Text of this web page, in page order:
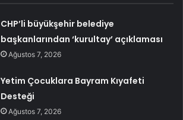
CHP’li büyükşehir belediye
başkanlarından ‘kurultay’ açıklaması
Ağustos 7, 2026
Yetim Çocuklara Bayram Kıyafeti
Desteği
Ağustos 7, 2026